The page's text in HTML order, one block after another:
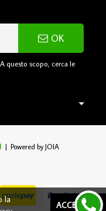
OK
questo scopo, cerca le
| Powered byJOIA
la
ACCETTARE